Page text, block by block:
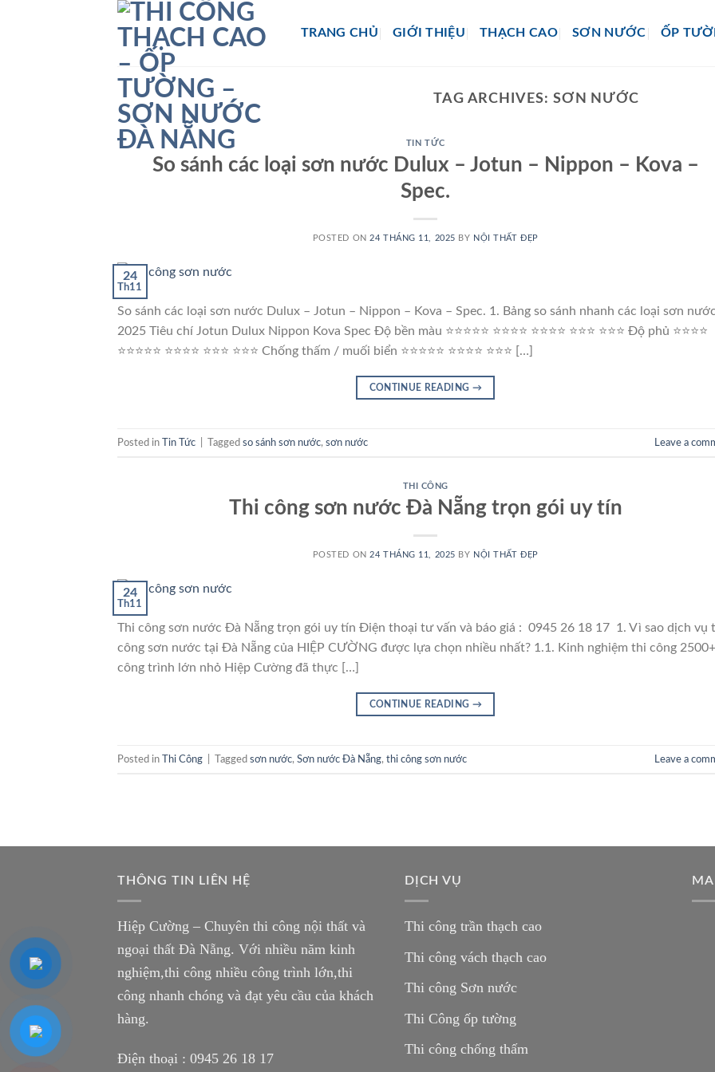
TRANG CHỦ GIỚI THIỆU THẠCH CAO SƠN NƯỚC ỐP
TAG ARCHIVES: SƠN NƯỚC
TIN TỨC
So sánh các loại sơn nước Dulux – Jotun – Nippon – Kova –
Spec.
POSTED ON 24 THÁNG 11, 2025 BY NỘI THẤT ĐẸP
24
Th11
So sánh các loại sơn nước Dulux – Jotun – Nippon – Kova – Spec. 1. Bảng so sánh nhanh các loại sơn nước
2025 Tiêu chí Jotun Dulux Nippon Kova Spec Độ bền màu ⭐⭐⭐⭐⭐ ⭐⭐⭐⭐ ⭐⭐⭐⭐ ⭐⭐⭐ ⭐⭐⭐ Độ phủ ⭐⭐⭐⭐
⭐⭐⭐⭐⭐ ⭐⭐⭐⭐ ⭐⭐⭐ ⭐⭐⭐ Chống thấm / muối biển ⭐⭐⭐⭐⭐ ⭐⭐⭐⭐ ⭐⭐⭐ […]
CONTINUE READING →
Posted in Tin Tức Tagged so sánh sơn nước, sơn nước Leave a
THI CÔNG
Thi công sơn nước Đà Nẵng trọn gói uy tín
POSTED ON 24 THÁNG 11, 2025 BY NỘI THẤT ĐẸP
24
Th11
Thi công sơn nước Đà Nẵng trọn gói uy tín Điện thoại tư vấn và báo giá : 0945 26 18 17 1. Vì sao dịch vụ
công sơn nước tại Đà Nẵng của HIỆP CƯỜNG được lựa chọn nhiều nhất? 1.1. Kinh nghiệm thi công 2500+
công trình lớn nhỏ Hiệp Cường đã thực […]
CONTINUE READING →
Posted in Thi Công Tagged sơn nước, Sơn nước Đà Nẵng, thi công sơn nước Leave a
THÔNG TIN LIÊN HỆ
Hiệp Cường – Chuyên thi công nội thất và
ngoại thất Đà Nẵng. Với nhiều năm kinh
nghiệm,thi công nhiều công trình lớn,thi
công nhanh chóng và đạt yêu cầu của khách
hàng.
Điện thoại : 0945 26 18 17
DỊCH VỤ
Thi công trần thạch cao
Thi công vách thạch cao
Thi công Sơn nước
Thi Công ốp tường
Thi công chống thấm